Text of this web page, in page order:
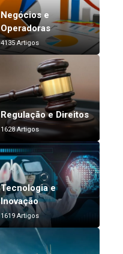
Negócios e
Operadoras
4135 Artigos
Regulação e Direitos
1628 Artigos
Tecnologia e
Inovação
1619 Artigos